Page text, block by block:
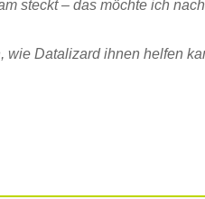
steckt – das möchte ich nach
wie Datalizard ihnen helfen